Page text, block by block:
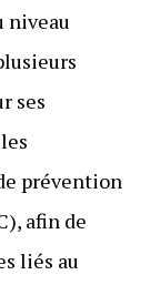
niveau
ses
prévention
afin de
liés au